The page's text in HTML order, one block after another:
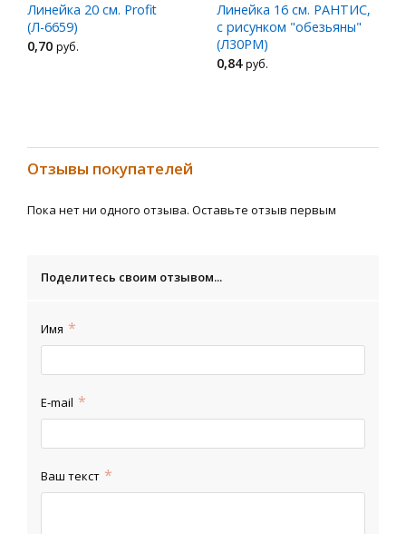
Линейка 20 см. Profit
(Л-6659)
0,70 руб.
Линейка 16 см. РАНТИС,
с рисунком "обезьяны"
(Л30РМ)
0,84 руб.
Отзывы покупателей
Пока нет ни одного отзыва. Оставьте отзыв первым
Поделитесь своим отзывом...
Имя
E-mail
Ваш текст